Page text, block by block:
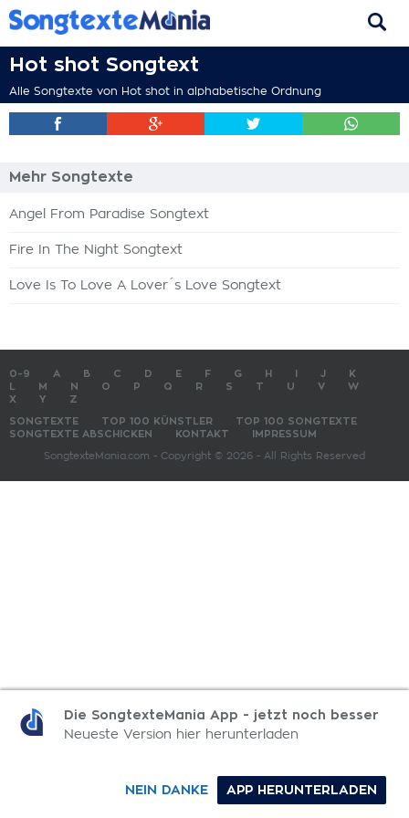
Hot shot Songtext
Alle Songtexte von Hot shot in alphabetische Ordnung
Mehr Songtexte
Angel From Paradise Songtext
Fire In The Night Songtext
Love Is To Love A Lover´s Love Songtext
0-9 A B C D E F G H J
K
M N O P Q R S T U V
W
X
Y Z
SONGTEXTE TOP 100 KÜNSTLER
TOP 100 SONGTEXTE
SONGTEXTE ABSCHICKEN
KONTAKT IMPRESSUM
SongtexteMania.com - Copyright © 2026 - All Rights Reserved
Die SongtexteMania App - jetzt noch besser
Neueste Version hier herunterladen
APP HERUNTERLADEN
NEIN DANKE